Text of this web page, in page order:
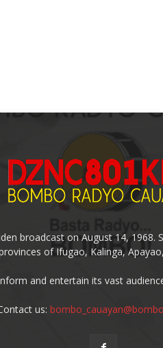
broadcast on August 14, 1968.
of Ifugao, Kalinga,
and entertain its vast
us: